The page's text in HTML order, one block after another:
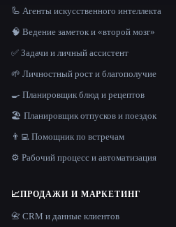
🦾 Агенты искусственного интеллекта
🧠 Ведение заметок и «второй мозг»
✅ Задачи и личный ассистент
🌱 Личностный рост и благополучие
🍳 Планировщик блюд и рецептов
🏖 Планировщик отпусков и поездок
👨‍💻 Помощник по встречам
⚙️ Рабочий процесс и автоматизация
📈ПРОДАЖИ И МАРКЕТИНГ
📇 CRM и данные клиентов